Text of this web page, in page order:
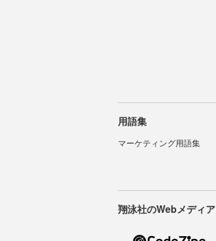
用語集
マーケティング用語集
翔泳社のWebメディア